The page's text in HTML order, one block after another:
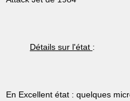
Détails sur l'état :
En Excellent état : quelques